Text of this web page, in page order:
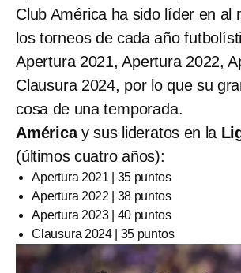
Club América ha sido líder en al
los torneos de cada año
Apertura 2021, Apertura 2022,
Clausura 2024, por lo que su
cosa de una temporada.
Américay sus lideratos en la
(últimos cuatro años):
Apertura 2021 | 35 puntos
Apertura 2022 | 38 puntos
Apertura 2023 | 40 puntos
Clausura 2024 | 35 puntos